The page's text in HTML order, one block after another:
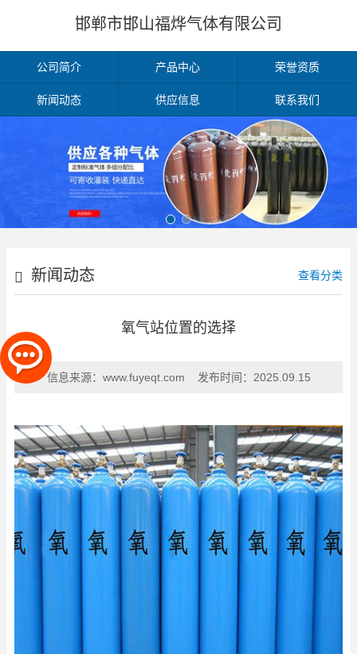
邯郸市邯山福烨气体有限公司
公司简介 产品中心 荣誉资质
新闻动态 供应信息 联系我们
新闻动态 查看分类
氧气站位置的选择
信息来源： www.fuyeqt.com 发布时间： 2025.09.15